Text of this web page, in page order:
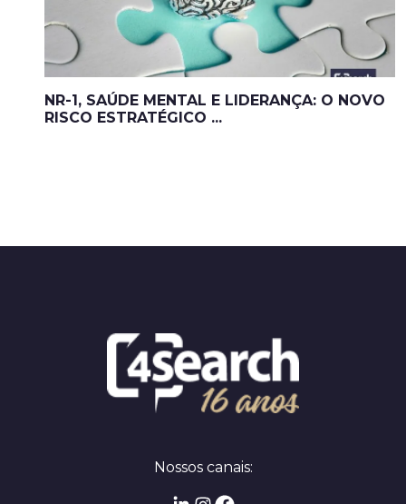
NR-1, SAÚDE MENTAL E LIDERANÇA: O NOVO
RISCO ESTRATÉGICO ...
Nossos canais: